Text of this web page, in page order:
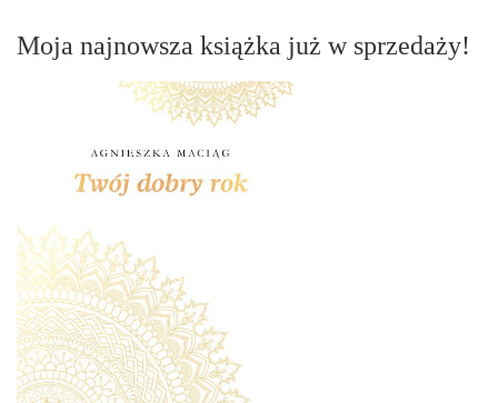
Moja najnowsza książka już w sprzedaży!